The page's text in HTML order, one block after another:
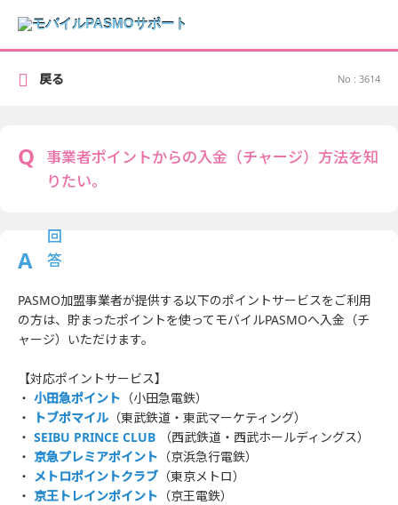
No : 3614
事業者ポイントからの入金（チャージ）方法を知
りたい。
PASMO加盟事業者が提供する以下のポイントサービスをご利用
の方は、貯まったポイントを使ってモバイルPASMOへ入金（チ
ャージ）いただけます。
【対応ポイントサービス】
・ 小田急ポイント （小田急電鉄）
・
トブポマイル （東武鉄道・東武マーケティング）
・ SEIBU PRINCE CLUB
（西武鉄道・西武ホールディングス）
・ 京急プレミアポイント （京浜急行電鉄）
・ メトロポイントクラブ （東京メトロ）
・ 京王トレインポイント （京王電鉄）
戻る